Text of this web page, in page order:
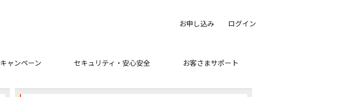
お申し込み ログイン
キャンペーン セキュリティ・安心安全 お客さまサポート